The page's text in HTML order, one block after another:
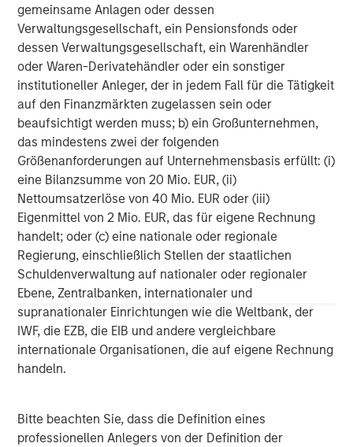
gemeinsame Anlagen oder dessen
Verwaltungsgesellschaft, ein Pensionsfonds oder
dessen Verwaltungsgesellschaft, ein Warenhändler
oder Waren-Derivatehändler oder ein sonstiger
institutioneller Anleger, der in jedem Fall für die Tätigkeit
auf den Finanzmärkten zugelassen sein oder
beaufsichtigt werden muss; b) ein Großunternehmen,
das mindestens zwei der folgenden
Größenanforderungen auf Unternehmensbasis erfüllt: (i)
eine Bilanzsumme von 20 Mio. EUR, (ii)
Nettoumsatzerlöse von 40 Mio. EUR oder (iii)
Eigenmittel von 2 Mio. EUR, das für eigene Rechnung
handelt; oder (c) eine nationale oder regionale
Regierung, einschließlich Stellen der staatlichen
Schuldenverwaltung auf nationaler oder regionaler
Ebene, Zentralbanken, internationaler und
supranationaler Einrichtungen wie die Weltbank, der
IWF, die EZB, die EIB und andere vergleichbare
internationale Organisationen, die auf eigene Rechnung
handeln.
Bitte beachten Sie, dass die Definition eines
professionellen Anlegers von der Definition der
York, and leverages the brand and unparalleled global
network of Morgan Stanley to source investment
intelligence and opportunities. Private Equity Asia is part
of Morgan Stanley Investment Management. For further
information about Morgan Stanley Private Equity Asia,
please visit
www.morganstanley.com/im/privateequityasia.
About Morgan Stanley Investment Management
Morgan Stanley Investment Management, together with
its investment advisory affiliates, has more than 600
investment professionals around the world and $447
billion in assets under management or supervision as of
September 30, 2017. Morgan Stanley Investment
Management strives to provide outstanding long-term
investment performance, service, and a comprehensive
suite of investment management solutions to a diverse
client base, which includes governments, institutions,
corporations, and individuals worldwide. For further
information about Morgan Stanley Investment
About Morgan Stanley